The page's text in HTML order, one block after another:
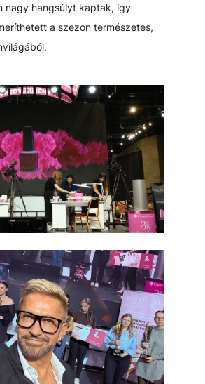
nagy hangsúlyt kaptak, így
a szezon természetes,